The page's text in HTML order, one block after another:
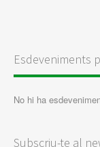
Esdeveniments
No hi ha
Subscriu-te al